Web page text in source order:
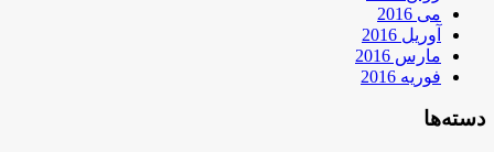
می 2016
آوریل 2016
مارس 2016
فوریه 2016
دسته‌ها